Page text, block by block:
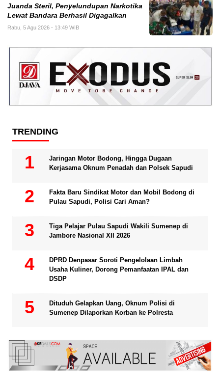
Juanda Steril, Penyelundupan Narkotika
Lewat Bandara Berhasil Digagalkan
Rabu, 5 Agu 2026 - 13:49 WIB
TRENDING
Jaringan Motor Bodong, Hingga Dugaan
Kerjasama Oknum Penadah dan Polsek Sapudi
Fakta Baru Sindikat Motor dan Mobil Bodong di
Pulau Sapudi, Polisi Cari Aman?
Tiga Pelajar Pulau Sapudi Wakili Sumenep di
Jambore Nasional XII 2026
DPRD Denpasar Soroti Pengelolaan Limbah
Usaha Kuliner, Dorong Pemanfaatan IPAL dan
DSDP
Dituduh Gelapkan Uang, Oknum Polisi di
Sumenep Dilaporkan Korban ke Polresta